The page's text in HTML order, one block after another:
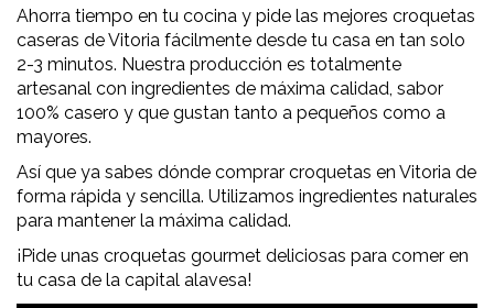
Ahorra tiempo en tu cocina y pide las mejores croquetas
caseras de Vitoria fácilmente desde tu casa en tan solo
2-3 minutos. Nuestra producción es totalmente
artesanal con ingredientes de máxima calidad, sabor
100% casero y que gustan tanto a pequeños como a
mayores.
Así que ya sabes dónde comprar croquetas en Vitoria de
forma rápida y sencilla. Utilizamos ingredientes naturales
para mantener la máxima calidad.
¡Pide unas croquetas gourmet deliciosas para comer en
tu casa de la capital alavesa!